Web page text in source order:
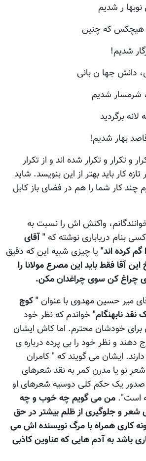
ر شدیم
هیچکس که چنین
شدیم!
جها ن بانی
شرمسار شدیم
برگردید
بهار شدیم!
و تکرار و تکرار شده اند و از تکرار
کار بايد بهتر از اين بنويسد. شايد
چند کار شما را هم در فضای باز کابل
واکنش اش را نسبت به
بنام درياباری نوشته که " آقای
گم کرده اند" يا چيزی شبيه اين که دقيق
اين آقا فقط بايد اين مصرع مولانا را
چراغ کن سوی چراغدان مکن.
مير حسين مهدوی با عنوان " کوچ
نقد نابهنگام" خواندم که نظر خود
برای خودشان محترم. اما کاش ايشان
دهند و نظر خود را بی پرده درباره ی
ايشان می گويند که " کامران
شعر نو يا مدرن کمر به نقد شعرهای
صدور يک حکم کلی دوسيه شعرهای او
است". من می گويم چه خوب و چه
شعر و جلوگيری از ظلم بيشتر در حق
کاری همراه با مرگ نويسنده اش می
باشد به آدم هايی که عناوين کاذبی